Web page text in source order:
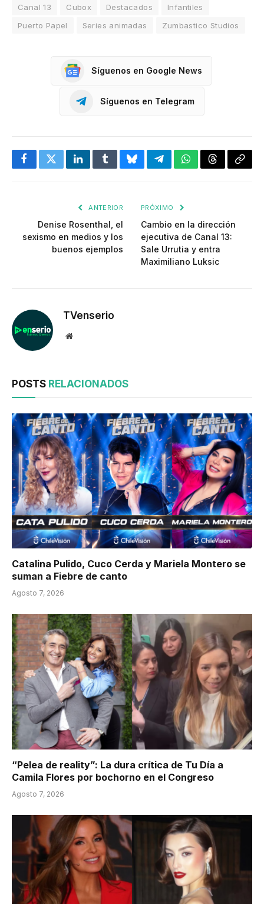
Canal 13 Cubox Destacados
Infantiles
Puerto Papel
Series animadas Zumbastico Studios
Síguenos en Google News
Síguenos en Telegram
FacebookTwitterLinkedInTumblrBlueskyTelegramWhatsApp
Threads
ANTERIOR
Denise Rosenthal, el
sexismo en medios y los
buenos ejemplos
PRÓXIMO
Cambio en la dirección
ejecutiva de Canal 13:
Sale Urrutia y entra
Maximiliano Luksic
TVenserio
Website
POSTS RELACIONADOS
Catalina Pulido, Cuco Cerda y Mariela Montero se
suman a Fiebre de canto
Agosto 7, 2026
“Pelea de reality”: La dura crítica de Tu Día a
Camila Flores por bochorno en el Congreso
Agosto 7, 2026